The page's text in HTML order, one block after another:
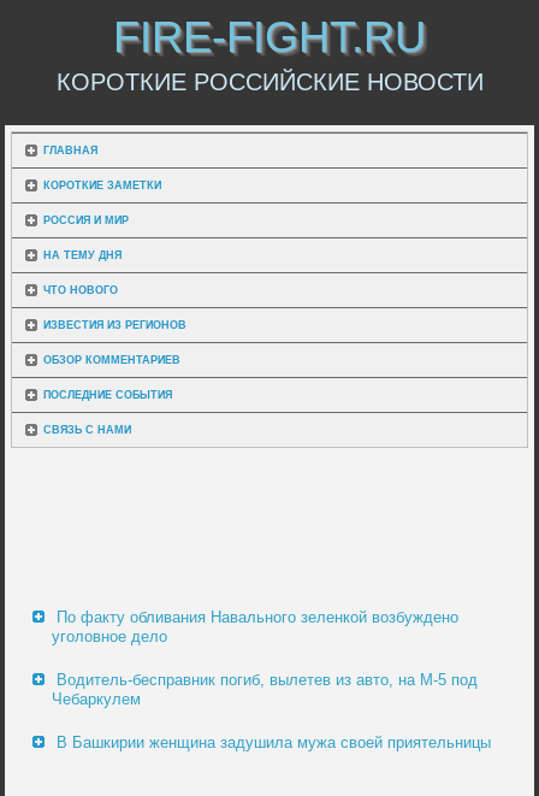
FIRE-FIGHT.RU
КОРОТКИЕ РОССИЙСКИЕ НОВОСТИ
ГЛАВНАЯ
КОРОТКИЕ ЗАМЕТКИ
РОССИЯ И МИР
НА ТЕМУ ДНЯ
ЧТО НОВОГО
ИЗВЕСТИЯ ИЗ РЕГИОНОВ
ОБЗОР КОММЕНТАРИЕВ
ПОСЛЕДНИЕ СОБЫТИЯ
СВЯЗЬ С НАМИ
По факту обливания Навального зеленкой возбуждено
уголовное дело
Водитель-бесправник погиб, вылетев из авто, на М-5 под
Чебаркулем
В Башкирии женщина задушила мужа своей приятельницы